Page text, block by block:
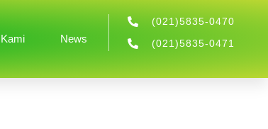
News
(021)5835-0470
(021)5835-0471